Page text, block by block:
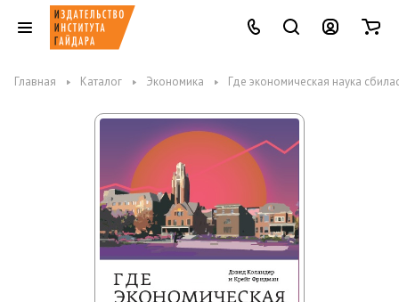
Главная Каталог Экономика Где экономическая наука